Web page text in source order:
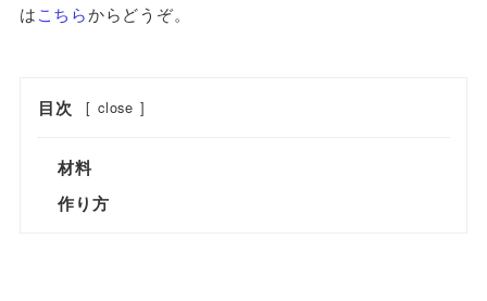
はこちらからどうぞ。
目次 [ close ]
材料
作り方